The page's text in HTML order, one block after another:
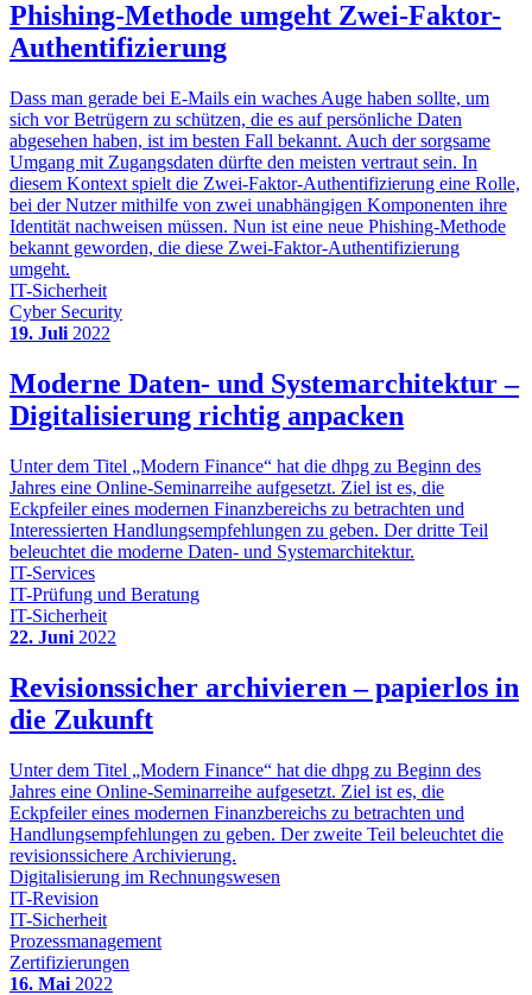
Phishing-Methode umgeht Zwei-Faktor-
Authentifizierung
Dass man gerade bei E-Mails ein waches Auge haben sollte, um
sich vor Betrügern zu schützen, die es auf persönliche Daten
abgesehen haben, ist im besten Fall bekannt. Auch der sorgsame
Umgang mit Zugangsdaten dürfte den meisten vertraut sein. In
diesem Kontext spielt die Zwei-Faktor-Authentifizierung eine Rolle,
bei der Nutzer mithilfe von zwei unabhängigen Komponenten ihre
Identität nachweisen müssen. Nun ist eine neue Phishing-Methode
bekannt geworden, die diese Zwei-Faktor-Authentifizierung
umgeht.
IT-Sicherheit
Cyber Security
19. Juli 2022
Moderne Daten- und Systemarchitektur –
Digitalisierung richtig anpacken
Unter dem Titel „Modern Finance“ hat die dhpg zu Beginn des
Jahres eine Online-Seminarreihe aufgesetzt. Ziel ist es, die
Eckpfeiler eines modernen Finanzbereichs zu betrachten und
Interessierten Handlungsempfehlungen zu geben. Der dritte Teil
beleuchtet die moderne Daten- und Systemarchitektur.
IT-Services
IT-Prüfung und Beratung
IT-Sicherheit
22. Juni 2022
Revisionssicher archivieren – papierlos in
die Zukunft
Unter dem Titel „Modern Finance“ hat die dhpg zu Beginn des
Jahres eine Online-Seminarreihe aufgesetzt. Ziel ist es, die
Eckpfeiler eines modernen Finanzbereichs zu betrachten und
Handlungsempfehlungen zu geben. Der zweite Teil beleuchtet die
revisionssichere Archivierung.
Digitalisierung im Rechnungswesen
IT-Revision
IT-Sicherheit
Prozessmanagement
Zertifizierungen
16. Mai 2022